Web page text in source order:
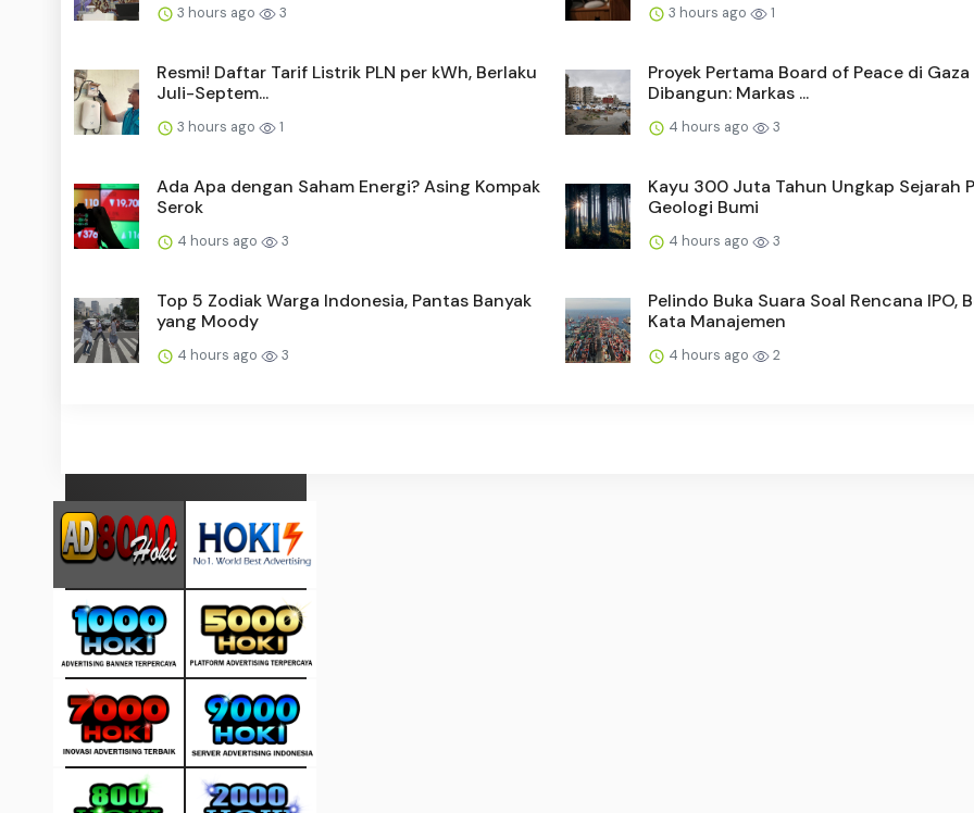
3 hours ago 3 3 hours ago 1
Resmi! Daftar Tarif Listrik PLN per kWh, Berlaku
Juli-Septem...
3 hours ago 1
Proyek Pertama Board of Peace di Gaza
Dibangun: Markas ...
4 hours ago 3
Ada Apa dengan Saham Energi? Asing Kompak
Serok
4 hours ago 3
Kayu 300 Juta Tahun Ungkap Sejarah
Geologi Bumi
4 hours ago 3
Top 5 Zodiak Warga Indonesia, Pantas Banyak
yang Moody
4 hours ago 3
Pelindo Buka Suara Soal Rencana IPO,
Kata Manajemen
4 hours ago 2